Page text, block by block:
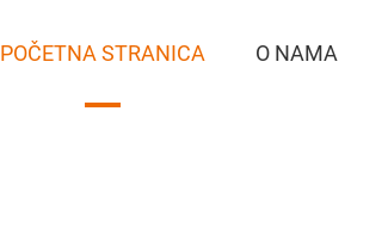
POČETNA STRANICA O NAMA